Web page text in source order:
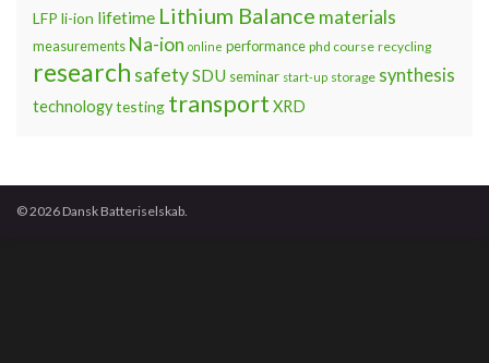
LFP li-ion lifetime Lithium Balance materials
measurements Na-ion online performance phd course recycling
research safetySDU seminar start-up storage synthesis
technologytesting transport XRD
© 2026 Dansk Batteriselskab.